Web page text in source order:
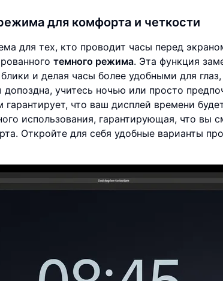
для комфорта и четкости
для тех, кто проводит часы перед
темного режима. Эта функция
и делая часы более удобными для
учитесь ночью или просто
что ваш дисплей времени
использования, гарантирующая, что вы
Откройте для себя удобные варианты